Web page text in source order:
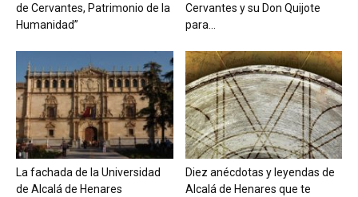
de Cervantes, Patrimonio de la
Humanidad”
Cervantes y su Don Quijote
para...
La fachada de la Universidad
de Alcalá de Henares
Diez anécdotas y leyendas de
Alcalá de Henares que te